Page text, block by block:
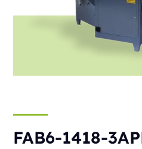
FAB6-1418-